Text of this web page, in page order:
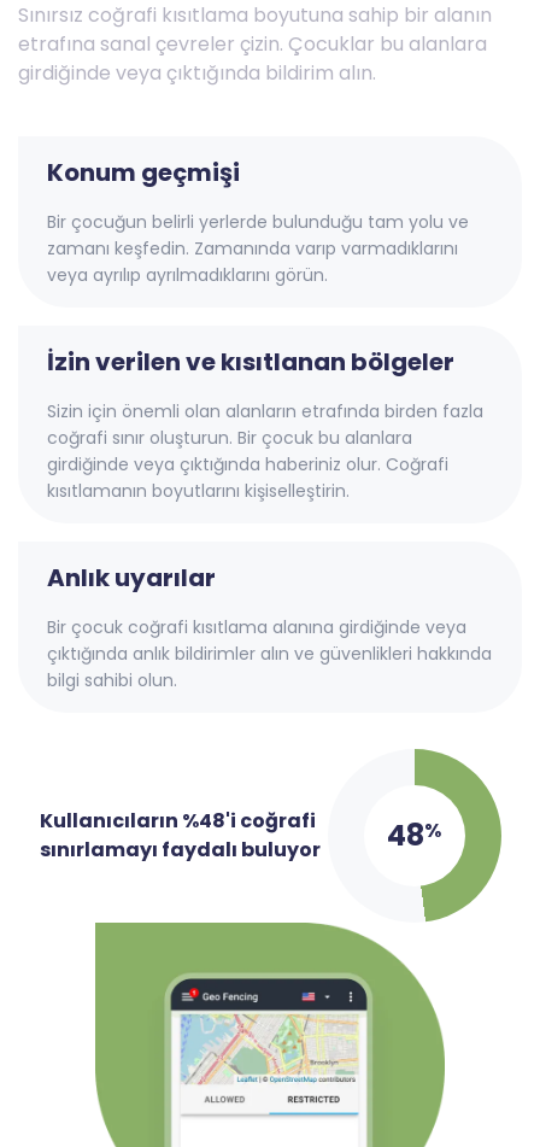
Sınırsız coğrafi kısıtlama boyutuna sahip bir alanın
etrafına sanal çevreler çizin. Çocuklar bu alanlara
girdiğinde veya çıktığında bildirim alın.
Konum geçmişi
Bir çocuğun belirli yerlerde bulunduğu tam yolu ve
zamanı keşfedin. Zamanında varıp varmadıklarını
veya ayrılıp ayrılmadıklarını görün.
İzin verilen ve kısıtlanan bölgeler
Sizin için önemli olan alanların etrafında birden fazla
coğrafi sınır oluşturun. Bir çocuk bu alanlara
girdiğinde veya çıktığında haberiniz olur. Coğrafi
kısıtlamanın boyutlarını kişiselleştirin.
Anlık uyarılar
Bir çocuk coğrafi kısıtlama alanına girdiğinde veya
çıktığında anlık bildirimler alın ve güvenlikleri hakkında
bilgi sahibi olun.
Kullanıcıların %48'i coğrafi
sınırlamayı faydalı buluyor
48%